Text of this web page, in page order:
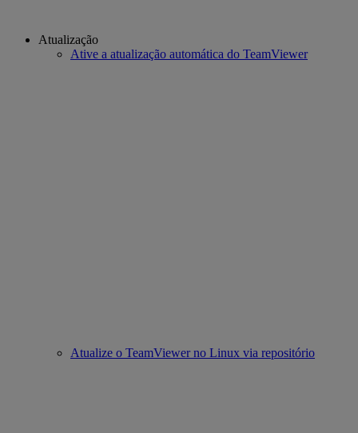
Atualização
Ative a atualização automática do TeamViewer
Atualize o TeamViewer no Linux via repositório